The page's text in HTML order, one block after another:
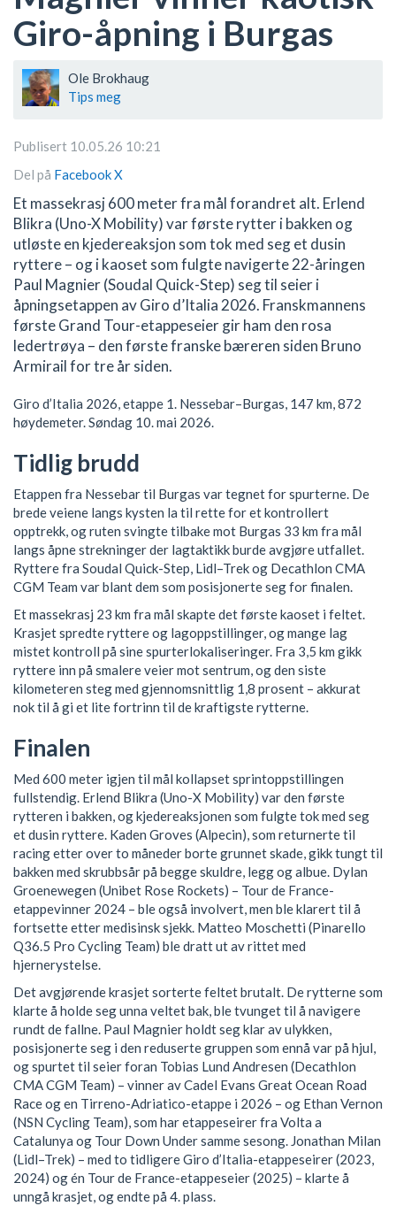
Giro-åpning i Burgas
Ole Brokhaug
Tips meg
Publisert 10.05.26 10:21
Del på FacebookX
Et massekrasj 600 meter fra mål forandret alt. Erlend
Blikra (Uno-X Mobility) var første rytter i bakken og
utløste en kjedereaksjon som tok med seg et dusin
ryttere – og i kaoset som fulgte navigerte 22-åringen
Paul Magnier (Soudal Quick-Step) seg til seier i
åpningsetappen av Giro d’Italia 2026. Franskmannens
første Grand Tour-etappeseier gir ham den rosa
ledertrøya – den første franske bæreren siden Bruno
Armirail for tre år siden.
Giro d’Italia 2026, etappe 1. Nessebar–Burgas, 147 km, 872
høydemeter. Søndag 10. mai 2026.
Tidlig brudd
Etappen fra Nessebar til Burgas var tegnet for spurterne. De
brede veiene langs kysten la til rette for et kontrollert
opptrekk, og ruten svingte tilbake mot Burgas 33 km fra mål
langs åpne strekninger der lagtaktikk burde avgjøre utfallet.
Ryttere fra Soudal Quick-Step, Lidl–Trek og Decathlon CMA
CGM Team var blant dem som posisjonerte seg for finalen.
Et massekrasj 23 km fra mål skapte det første kaoset i feltet.
Krasjet spredte ryttere og lagoppstillinger, og mange lag
mistet kontroll på sine spurterlokaliseringer. Fra 3,5 km gikk
ryttere inn på smalere veier mot sentrum, og den siste
kilometeren steg med gjennomsnittlig 1,8 prosent – akkurat
nok til å gi et lite fortrinn til de kraftigste rytterne.
Finalen
Med 600 meter igjen til mål kollapset sprintoppstillingen
fullstendig. Erlend Blikra (Uno-X Mobility) var den første
rytteren i bakken, og kjedereaksjonen som fulgte tok med seg
et dusin ryttere. Kaden Groves (Alpecin), som returnerte til
racing etter over to måneder borte grunnet skade, gikk tungt til
bakken med skrubbsår på begge skuldre, legg og albue. Dylan
Groenewegen (Unibet Rose Rockets) – Tour de France-
etappevinner 2024 – ble også involvert, men ble klarert til å
fortsette etter medisinsk sjekk. Matteo Moschetti (Pinarello
Q36.5 Pro Cycling Team) ble dratt ut av rittet med
hjernerystelse.
Det avgjørende krasjet sorterte feltet brutalt. De rytterne som
klarte å holde seg unna veltet bak, ble tvunget til å navigere
rundt de fallne. Paul Magnier holdt seg klar av ulykken,
posisjonerte seg i den reduserte gruppen som ennå var på hjul,
og spurtet til seier foran Tobias Lund Andresen (Decathlon
CMA CGM Team) – vinner av Cadel Evans Great Ocean Road
Race og en Tirreno-Adriatico-etappe i 2026 – og Ethan Vernon
(NSN Cycling Team), som har etappeseirer fra Volta a
Catalunya og Tour Down Under samme sesong. Jonathan Milan
(Lidl–Trek) – med to tidligere Giro d’Italia-etappeseirer (2023,
2024) og én Tour de France-etappeseier (2025) – klarte å
unngå krasjet, og endte på 4. plass.